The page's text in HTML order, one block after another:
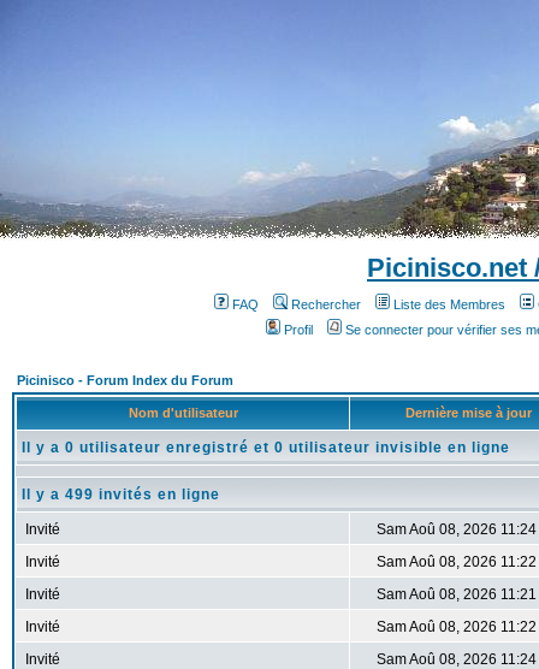
Picinisco.net
FAQ Rechercher Liste des Membres
Profil
Se connecter pour vérifier ses
Picinisco - Forum Index du Forum
Nom d'utilisateur Dernière mise à jour
Il y a 0 utilisateur enregistré et 0 utilisateur invisible en ligne
Il y a 499 invités en ligne
Invité
Sam Aoû 08, 2026
Invité
Sam Aoû 08, 2026
Invité
Sam Aoû 08, 2026
Invité
Sam Aoû 08, 2026
Invité
Sam Aoû 08, 2026